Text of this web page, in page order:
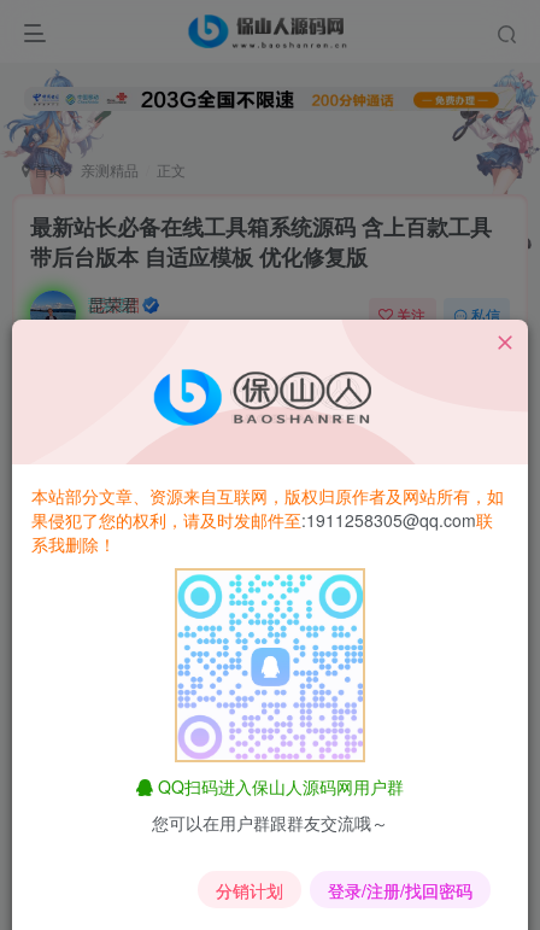
首页 亲测精品 正文
最新站长必备在线工具箱系统源码 含上百款工具
带后台版本 自适应模板 优化修复版
昆荣君
2年前更新
关注 私信
自适应模板 优化修复版
搭建看了一下,系统一切正常可用,就是后台登录方式这一块使
用的是QQ扫码登录的,建议有能力的可以改一改
此工具箱系统源码还是比较成熟的，虽然没有那么花里胡
哨，但贵在简洁大方，全工具都可以在线运行使用，且源码
全针对SEO还是非常友好的，有能力的可以自行添加一些工
级域名也可以，例如：前台用 tool.baidu.com 后台用
本站部分文章、资源来自互联网，版权归原作者及网站所有，如
果侵犯了您的权利，请及时发邮件至:1911258305@qq.com联
系我删除！
QQ扫码进入保山人源码网用户群
您可以在用户群跟群友交流哦～
分销计划 登录/注册/找回密码